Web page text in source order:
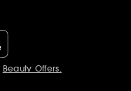
Beauty Offers.